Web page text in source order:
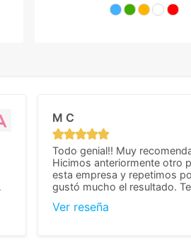
M C
Todo genial!! Muy
Hicimos anteriormente otro
esta empresa y repetimos
gustó mucho el resultado.
que valoramos mucho cuando se trata
Ver reseña